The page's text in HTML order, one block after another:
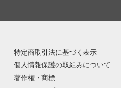
特定商取引法に基づく表示
個人情報保護の取組みについて
著作権・商標